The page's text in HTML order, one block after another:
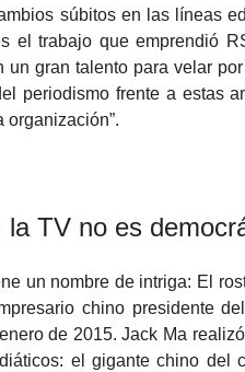
súbitos en las líneas
el trabajo que emprendió
un gran talento para velar
periodismo frente a estas
organización”.
la TV no es
un nombre de intriga: El
chino presidente
de 2015. Jack Ma
el gigante chino del